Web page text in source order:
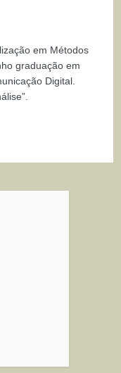
em Métodos
graduação em
Digital.